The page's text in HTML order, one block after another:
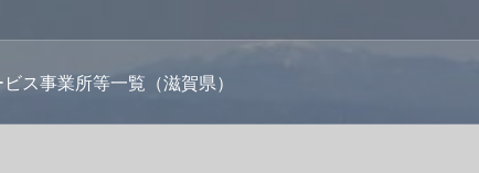
ス事業所等一覧（滋賀県）